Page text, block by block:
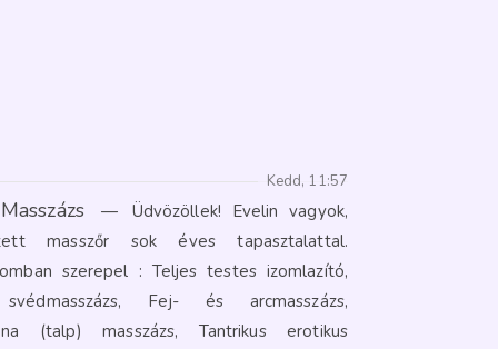
Kedd, 11:57
—
Üdvözöllek! Evelin vagyok,
masszőr sok éves tapasztalattal.
szerepel : Teljes testes izomlazító,
Fej- és arcmasszázs,
(talp) masszázs, Tantrikus erotikus